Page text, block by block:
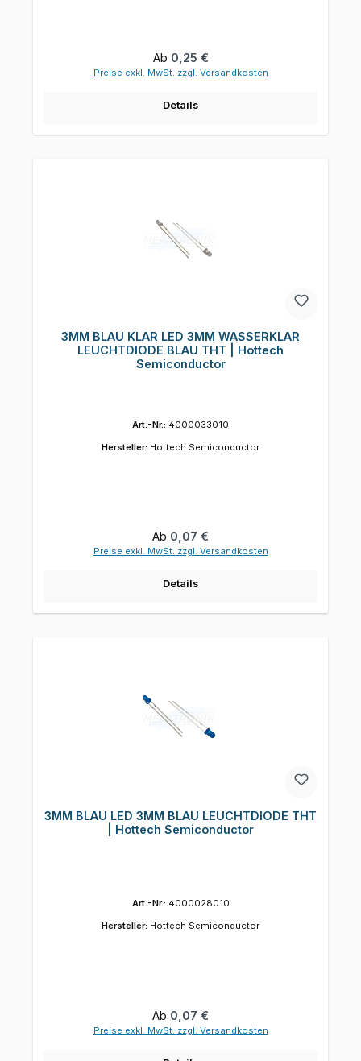
Regulärer Preis:
Ab 0,25 €
Preise exkl. MwSt. zzgl. Versandkosten
Details
3MM BLAU KLAR LED 3MM WASSERKLAR
LEUCHTDIODE BLAU THT | Hottech
Semiconductor
Art.-Nr.: 4000033010
Hersteller: Hottech Semiconductor
Regulärer Preis:
Ab 0,07 €
Preise exkl. MwSt. zzgl. Versandkosten
Details
3MM BLAU LED 3MM BLAU LEUCHTDIODE THT
| Hottech Semiconductor
Art.-Nr.: 4000028010
Hersteller: Hottech Semiconductor
Regulärer Preis:
Ab 0,07 €
Preise exkl. MwSt. zzgl. Versandkosten